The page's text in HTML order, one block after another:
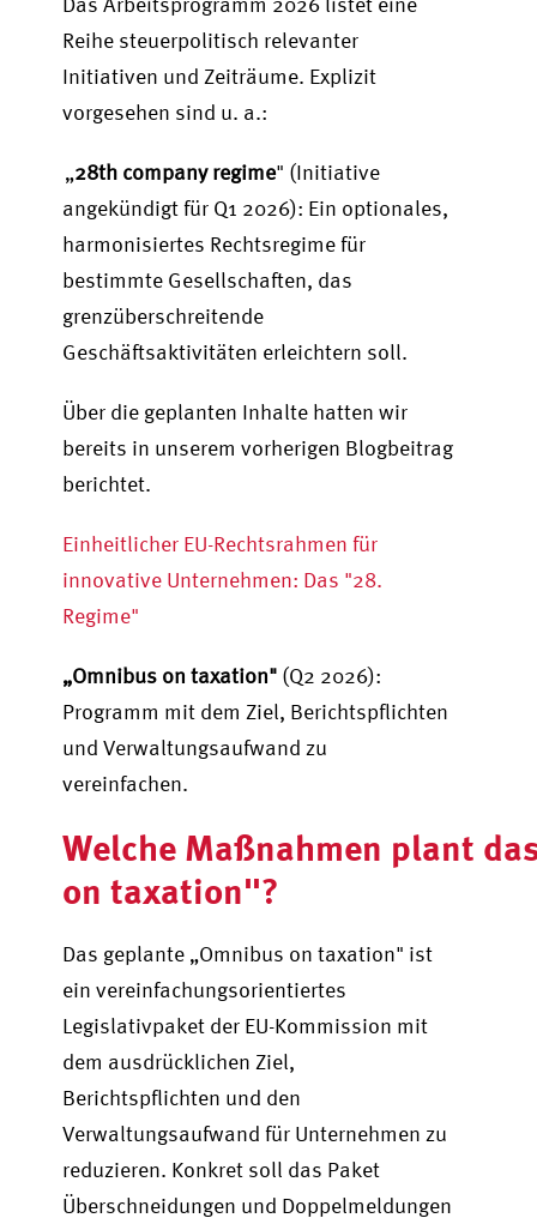
Reihe steuerpolitisch relevanter
Initiativen und Zeiträume. Explizit
vorgesehen sind u. a.:
„28th company regime" (Initiative
angekündigt für Q1 2026): Ein optionales,
harmonisiertes Rechtsregime für
bestimmte Gesellschaften, das
grenzüberschreitende
Geschäftsaktivitäten erleichtern soll.
Über die geplanten Inhalte hatten wir
bereits in unseremvorherigen Blogbeitrag
berichtet.
Einheitlicher EU-Rechtsrahmen für
innovative Unternehmen: Das "28.
Regime"
„Omnibus on taxation" (Q2 2026):
Programm mit dem Ziel, Berichtspflichten
und Verwaltungsaufwand zu
vereinfachen.
Welche Maßnahmen plant
on taxation"?
Das geplante „Omnibus on taxation" ist
ein vereinfachungsorientiertes
Legislativpaket der EU-Kommission mit
dem ausdrücklichen Ziel,
Berichtspflichten und den
Verwaltungsaufwand für Unternehmen zu
reduzieren. Konkret soll das Paket
Überschneidungen und Doppelmeldungen